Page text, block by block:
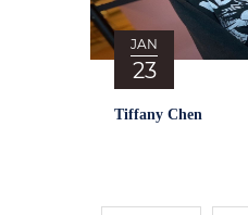
JAN
23
Tiffany Chen